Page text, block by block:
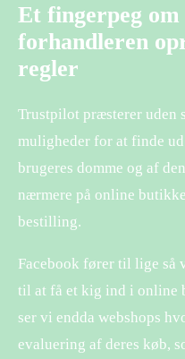
Et fingerpeg
forhandleren
regler
Trustpilot præsterer uden
muligheder for at finde
brugeres domme og af
nærmere på online
bestilling.
Facebook fører til lige så
til at få et kig ind i online
ser vi endda webshops
evaluering af deres køb,